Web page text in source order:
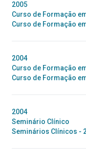
2005
Curso de Formação
Curso de Formação
2004
Curso de Formação
Curso de Formação
2004
Seminário Clínico
Seminários Clínicos -